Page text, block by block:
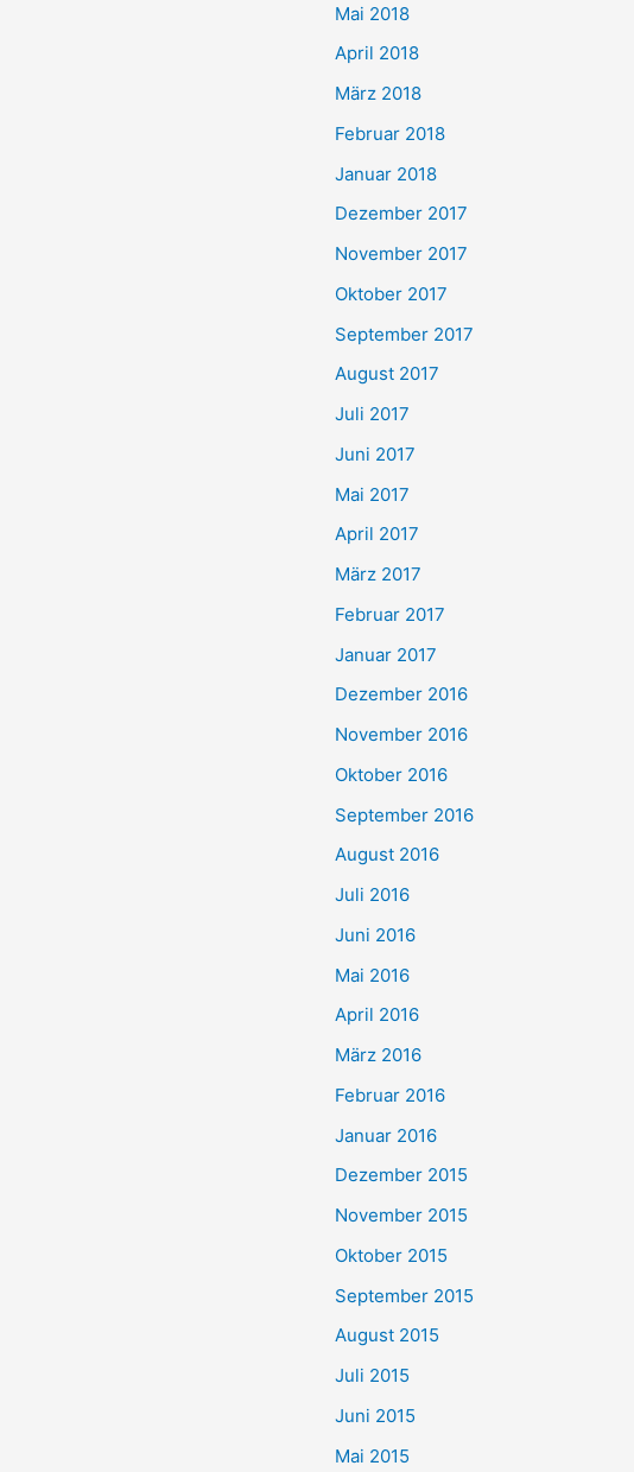
Mai 2018
April 2018
März 2018
Februar 2018
Januar 2018
Dezember 2017
November 2017
Oktober 2017
September 2017
August 2017
Juli 2017
Juni 2017
Mai 2017
April 2017
März 2017
Februar 2017
Januar 2017
Dezember 2016
November 2016
Oktober 2016
September 2016
August 2016
Juli 2016
Juni 2016
Mai 2016
April 2016
März 2016
Februar 2016
Januar 2016
Dezember 2015
November 2015
Oktober 2015
September 2015
August 2015
Juli 2015
Juni 2015
Mai 2015